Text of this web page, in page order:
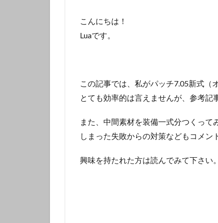
こんにちは！
Luaです。
この記事では、私がパッチ7.05新式（
とても効率的は言えませんが、参考記
また、中間素材を装備一式分つくっ
しまった失敗からの対策などもコメン
興味を持たれた方は読んでみて下さい。